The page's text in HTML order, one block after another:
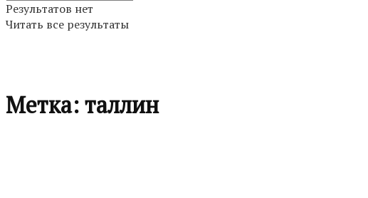
Результатов нет
Читать все результаты
Метка:таллин